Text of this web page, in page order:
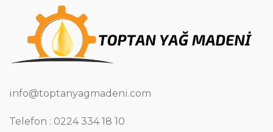
info@toptanyagmadeni.com
Telefon : 0224 334 18 10